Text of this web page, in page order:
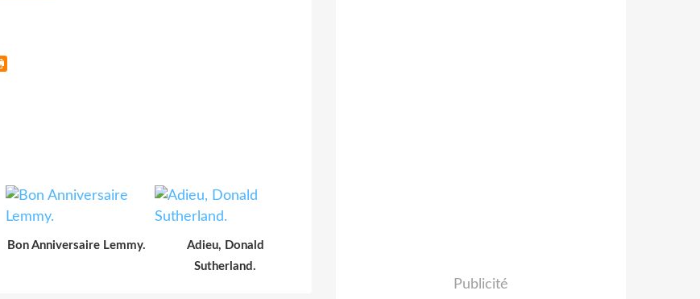
Bon Anniversaire Lemmy.
Adieu, Donald
Sutherland.
Publicité